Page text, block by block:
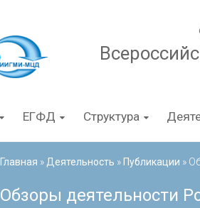
ЕГФД Структура
Обзоры деятельности
Главная » Деятельность » Публикации »